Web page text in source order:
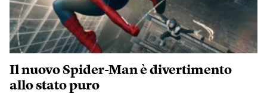
Il nuovo Spider-Man è divertimento
allo stato puro